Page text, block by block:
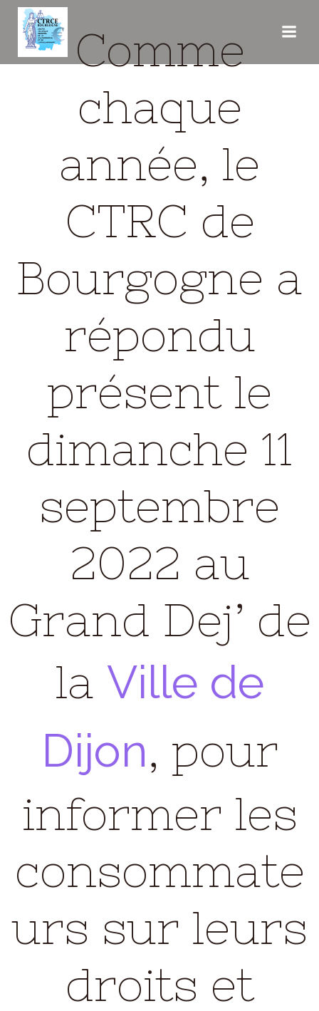
contenu
Comme
chaque
année, le
CTRC de
Bourgogne a
répondu
présent le
dimanche 11
septembre
2022 au
Grand Dej’ de
la Ville de
Dijon, pour
informer les
consommate
urs sur leurs
droits et